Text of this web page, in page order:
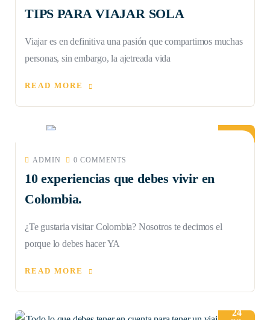
TIPS PARA VIAJAR SOLA
Viajar es en definitiva una pasión que compartimos muchas
personas, sin embargo, la ajetreada vida
READ MORE
29
ADMIN 0 COMMENTS
10 experiencias que debes vivir en
Colombia.
¿Te gustaria visitar Colombia? Nosotros te decimos el
porque lo debes hacer YA
READ MORE
24